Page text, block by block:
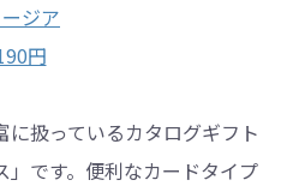
ジア
円
扱っているカタログギフト
です。便利なカードタイプ